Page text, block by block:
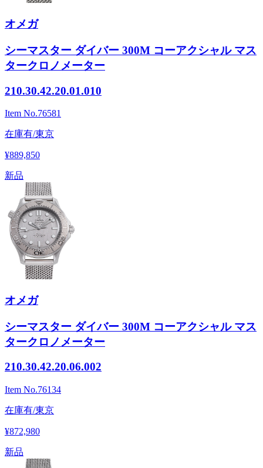
オメガ
シーマスター ダイバー 300M コーアクシャル マス
タークロノメーター
210.30.42.20.01.010
Item No.76581
在庫有/東京
¥889,850
新品
オメガ
シーマスター ダイバー 300M コーアクシャル マス
タークロノメーター
210.30.42.20.06.002
Item No.76134
在庫有/東京
¥872,980
新品